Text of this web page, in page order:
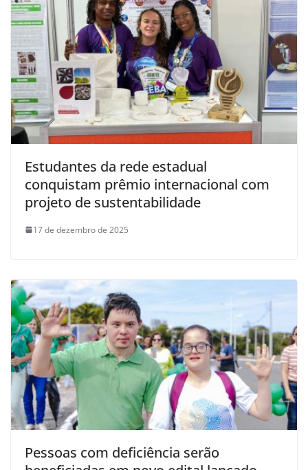
Estudantes da rede estadual
conquistam prêmio internacional com
projeto de sustentabilidade
17 de dezembro de 2025
Pessoas com deficiência serão